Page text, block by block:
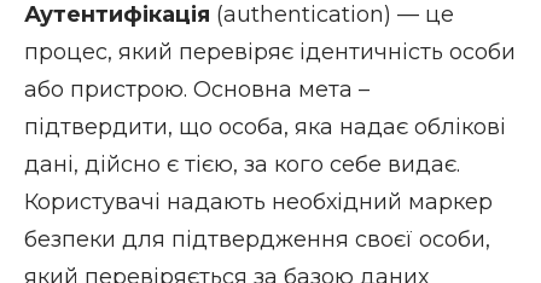
Аутентифікація (authentication) — це
процес, який перевіряє ідентичність особи
або пристрою. Основна мета –
підтвердити, що особа, яка надає облікові
дані, дійсно є тією, за кого себе видає.
Користувачі надають необхідний маркер
безпеки для підтвердження своєї особи,
який перевіряється за базою даних